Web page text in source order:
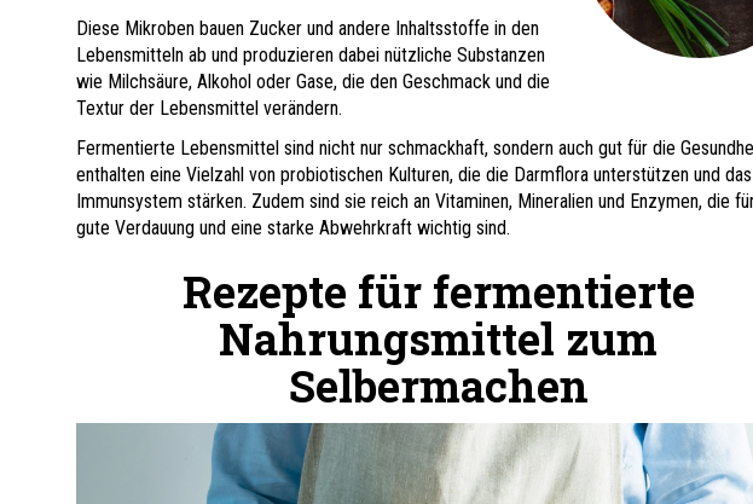
Diese Mikroben bauen Zucker und andere Inhaltsstoffe in den
Lebensmitteln ab und produzieren dabei nützliche Substanzen
wie Milchsäure, Alkohol oder Gase, die den Geschmack und die
Textur der Lebensmittel verändern.
Fermentierte Lebensmittel sind nicht nur schmackhaft, sondern auch gut für die
enthalten eine Vielzahl von probiotischen Kulturen, die die Darmflora unterstützen und das
Immunsystem stärken. Zudem sind sie reich an Vitaminen, Mineralien und Enzymen, die
gute Verdauung und eine starke Abwehrkraft wichtig sind.
Rezepte für fermentierte
Nahrungsmittel zum
Selbermachen